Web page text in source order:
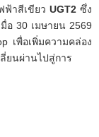
ฟ้าสีเขียว UGT2ซึ่ง
อ 30 เมษายน 2569
เพื่อเพิ่มความคล่อง
ยนผ่านไปสู่การ